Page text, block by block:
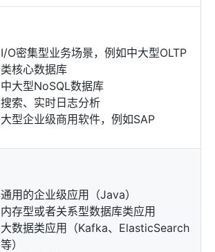
I/O密集型业务场景，例如中大型OLTP
类核心数据库
中大型NoSQL数据库
搜索、实时日志分析
大型企业级商用软件，例如SAP
通用的企业级应用（Java）
内存型或者关系型数据库类应用
大数据类应用（Kafka、ElasticSearch
等）